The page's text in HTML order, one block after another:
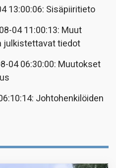
13:00:06: Sisäpiiritieto
04 11:00:13: Muut
julkistettavat tiedot
04 06:30:00: Muutokset
Johtohenkilöiden